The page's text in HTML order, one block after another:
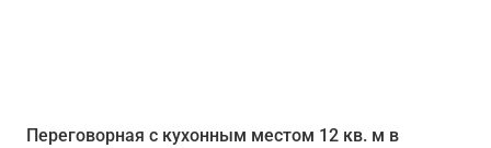
Переговорная с кухонным местом 12 кв. м в